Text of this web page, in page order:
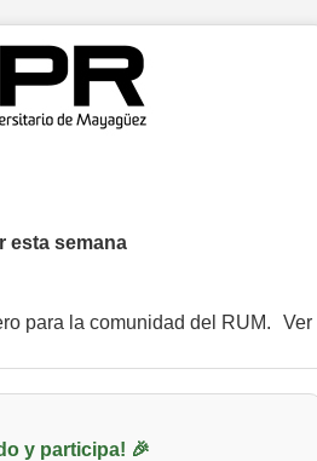
esta semana
para la comunidad del RUM.
Ver
y participa! 🎉